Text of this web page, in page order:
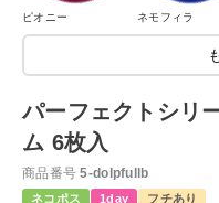
ピオニー ネモフィラ
パーフェクトシリ
ム 6枚入
商品番号 5-dolpfullb
ネコポス 1day フチあり